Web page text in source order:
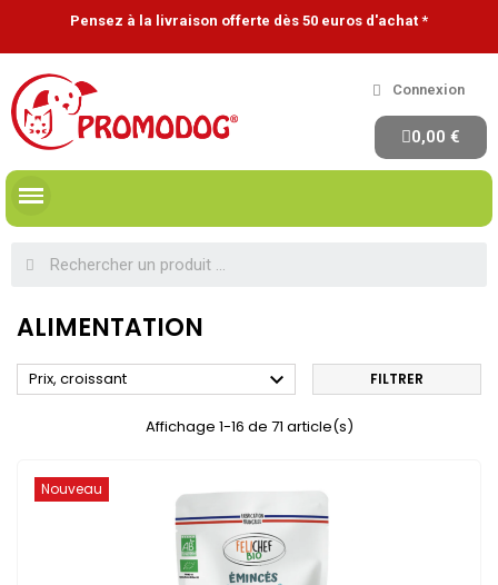
Pensez à la livraison offerte dès 50 euros d'achat *
Connexion
0,00 €
ALIMENTATION
Prix, croissant  FILTRER
Affichage 1-16 de 71 article(s)
Nouveau